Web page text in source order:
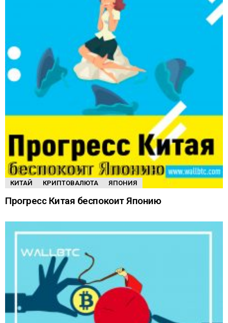
КИТАЙ КРИПТОВАЛЮТА ЯПОНИЯ
Прогресс Китая беспокоит Японию